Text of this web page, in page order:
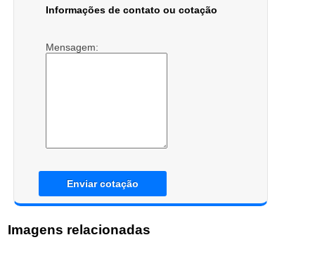
Informações de contato ou cotação
Mensagem:
Enviar cotação
Imagens relacionadas